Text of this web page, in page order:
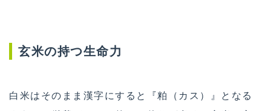
玄米の持つ生命力
白米はそのまま漢字にすると『粕（カス）』となる